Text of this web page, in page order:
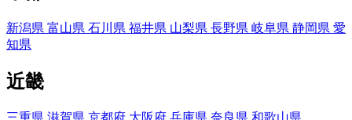
新潟県 富山県 石川県 福井県 山梨県 長野県 岐阜県 静岡県 愛
知県
近畿